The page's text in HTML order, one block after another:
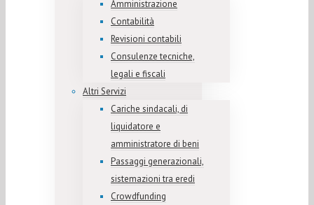
Amministrazione
Contabilità
Revisioni contabili
Consulenze tecniche,
legali e fiscali
Altri Servizi
Cariche sindacali, di
liquidatore e
amministratore di beni
Passaggi generazionali,
sistemazioni tra eredi
Crowdfunding